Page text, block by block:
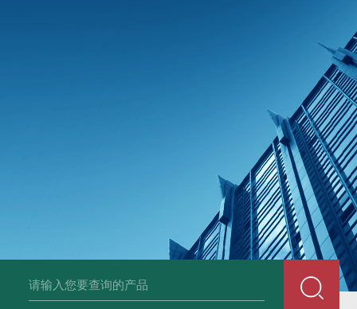
PAV320-1.3 （with LAN）KIKUSUI菊水直流电源-故障快